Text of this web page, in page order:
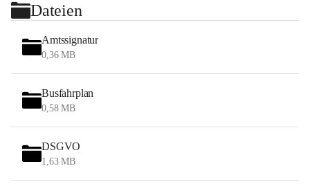
Wien erreicht man in ca. 45 Minuten.
Stössing zählt noch zum Naherholungsraum Wien sowie
zum Naherholungsraum St. Pölten. Viele Bauernhöfe hatten
„ihre Wiener“. Seit 1960 bauten viele Wiener
Wochenendhäuser im Gemeindegebiet. Wegen des
waldreichen Jagdgebietes haben viele Jagdpächter ihre
Das Wandern ist aus touristischer Sicht die bedeutendste
Tätigkeit. Das hügelige Gebiet mit Wanderwegen durch
Wiesen, Wälder und Obstkulturen lädt dazu ein. Gefördert
Dateien
Amtssignatur
0,36 MB
Busfahrplan
0,58 MB
DSGVO
1,63 MB